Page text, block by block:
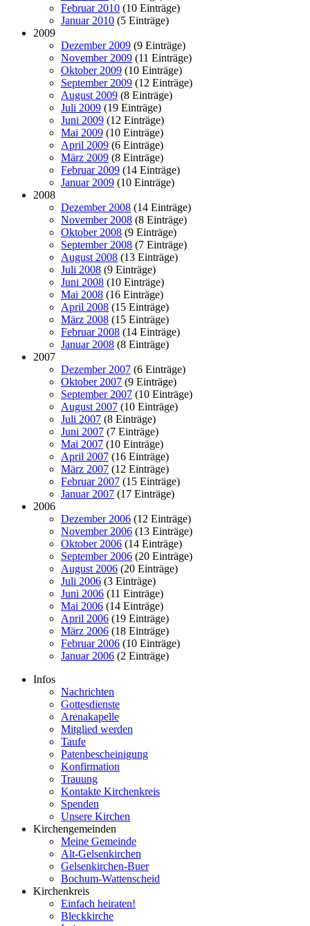
Februar 2010 (10 Einträge)
Januar 2010 (5 Einträge)
2009
Dezember 2009 (9 Einträge)
November 2009 (11 Einträge)
Oktober 2009 (10 Einträge)
September 2009 (12 Einträge)
August 2009 (8 Einträge)
Juli 2009 (19 Einträge)
Juni 2009 (12 Einträge)
Mai 2009 (10 Einträge)
April 2009 (6 Einträge)
März 2009 (8 Einträge)
Februar 2009 (14 Einträge)
Januar 2009 (10 Einträge)
2008
Dezember 2008 (14 Einträge)
November 2008 (8 Einträge)
Oktober 2008 (9 Einträge)
September 2008 (7 Einträge)
August 2008 (13 Einträge)
Juli 2008 (9 Einträge)
Juni 2008 (10 Einträge)
Mai 2008 (16 Einträge)
April 2008 (15 Einträge)
März 2008 (15 Einträge)
Februar 2008 (14 Einträge)
Januar 2008 (8 Einträge)
2007
Dezember 2007 (6 Einträge)
Oktober 2007 (9 Einträge)
September 2007 (10 Einträge)
August 2007 (10 Einträge)
Juli 2007 (8 Einträge)
Juni 2007 (7 Einträge)
Mai 2007 (10 Einträge)
April 2007 (16 Einträge)
März 2007 (12 Einträge)
Februar 2007 (15 Einträge)
Januar 2007 (17 Einträge)
2006
Dezember 2006 (12 Einträge)
November 2006 (13 Einträge)
Oktober 2006 (14 Einträge)
September 2006 (20 Einträge)
August 2006 (20 Einträge)
Juli 2006 (3 Einträge)
Juni 2006 (11 Einträge)
Mai 2006 (14 Einträge)
April 2006 (19 Einträge)
März 2006 (18 Einträge)
Februar 2006 (10 Einträge)
Januar 2006 (2 Einträge)
Infos
Nachrichten
Gottesdienste
Arenakapelle
Mitglied werden
Taufe
Patenbescheinigung
Konfirmation
Trauung
Kontakte Kirchenkreis
Spenden
Unsere Kirchen
Kirchengemeinden
Meine Gemeinde
Alt-Gelsenkirchen
Gelsenkirchen-Buer
Bochum-Wattenscheid
Kirchenkreis
Einfach heiraten!
Bleckkirche